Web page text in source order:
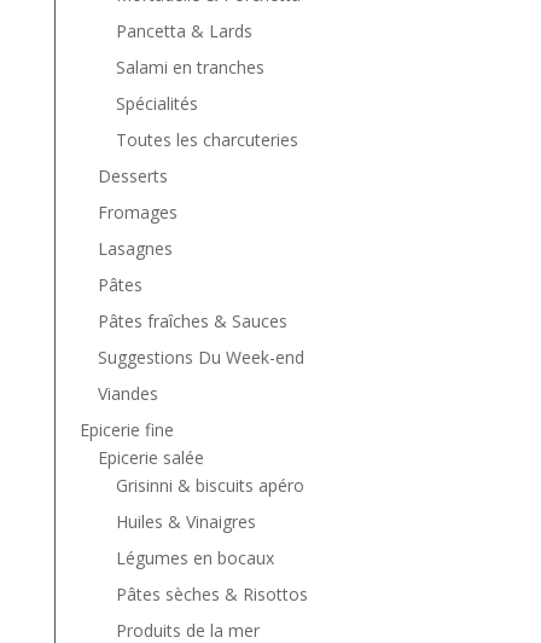
Pancetta & Lards
Salami en tranches
Spécialités
Toutes les charcuteries
Desserts
Fromages
Lasagnes
Pâtes
Pâtes fraîches & Sauces
Suggestions Du Week-end
Viandes
Epicerie fine
Epicerie salée
Grisinni & biscuits apéro
Huiles & Vinaigres
Légumes en bocaux
Pâtes sèches & Risottos
Produits de la mer